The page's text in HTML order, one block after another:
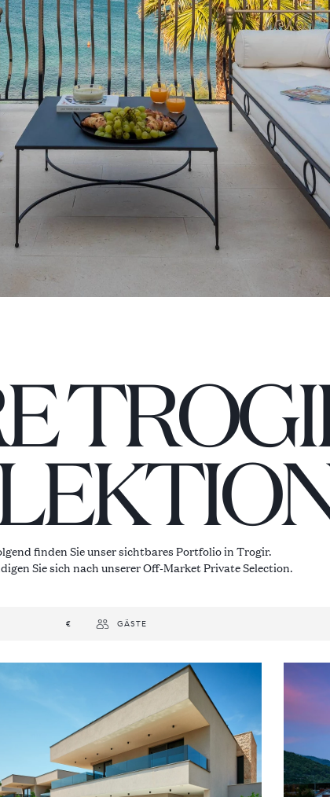
finden Sie unser sichtbares Portfolio in Trogir.
Sie sich nach unserer Off-Market Private Selection.
€ GÄSTE